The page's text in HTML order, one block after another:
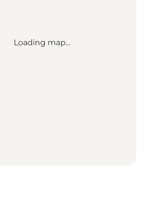
Loading map...